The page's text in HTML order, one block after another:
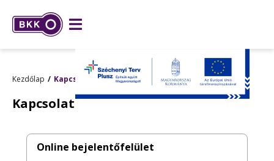
Kezdőlap Kapcsolat
Kapcsolat
Online bejelentőfelület